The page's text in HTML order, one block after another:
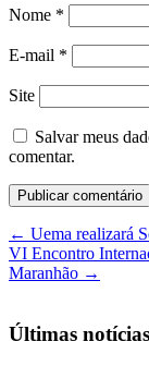
Nome *
E-mail *
Site
Salvar meus
comentar.
← Uema realizará
VI Encontro
Maranhão →
Últimas notícias